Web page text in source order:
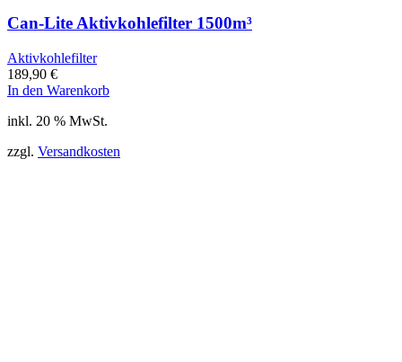
Can-Lite Aktivkohlefilter 1500m³
Aktivkohlefilter
189,90 €
In den Warenkorb
inkl. 20 % MwSt.
zzgl. Versandkosten